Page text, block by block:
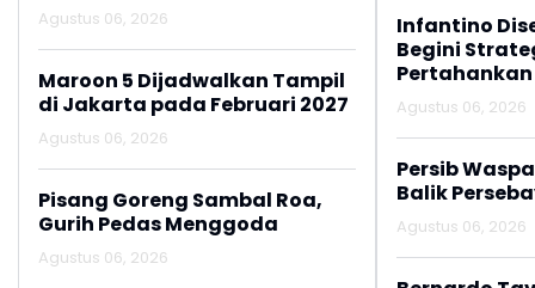
Agustus 06, 2026
Maroon 5 Dijadwalkan Tampil
di Jakarta pada Februari 2027
Agustus 06, 2026
Pisang Goreng Sambal Roa,
Gurih Pedas Menggoda
Agustus 06, 2026
Infantino
Begini
Agustus 06, 2026
Persib
Balik
Agustus 06, 2026